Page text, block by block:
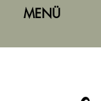
MENÜ